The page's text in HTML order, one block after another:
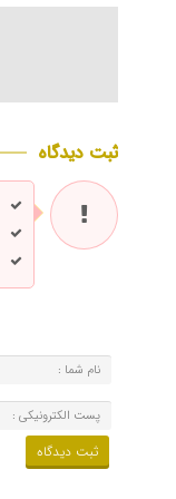
ثبت دیدگاه